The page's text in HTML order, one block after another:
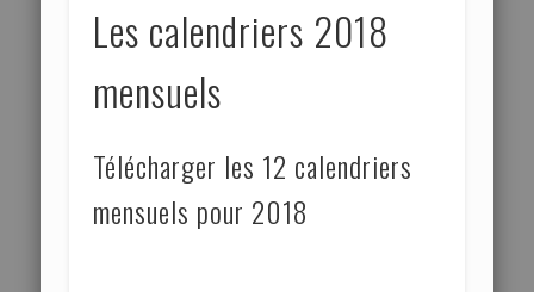
Les calendriers 2018
mensuels
Télécharger les 12 calendriers
mensuels pour 2018